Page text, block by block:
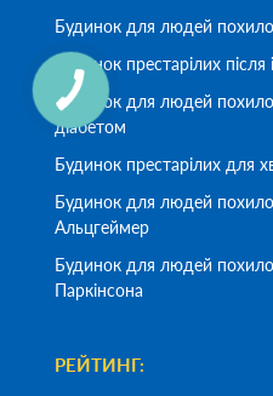
Будинок для людей
Будинок престарілих після
Будинок для людей
діабетом
Будинок престарілих для
Будинок для людей
Альцгеймер
Будинок для людей
Паркінсона
РЕЙТИНГ: